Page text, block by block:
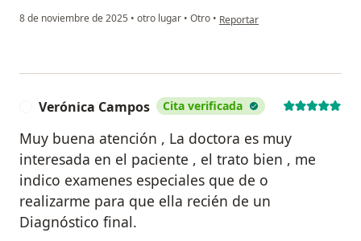
8 de noviembre de 2025 • otro lugar • Otro • en opinión del usuario YVR
Reportar
Verónica Campos Cita verificada
Muy buena atención , La doctora es muy
interesada en el paciente , el trato bien , me
indico examenes especiales que de o
realizarme para que ella recién de un
Diagnóstico final.